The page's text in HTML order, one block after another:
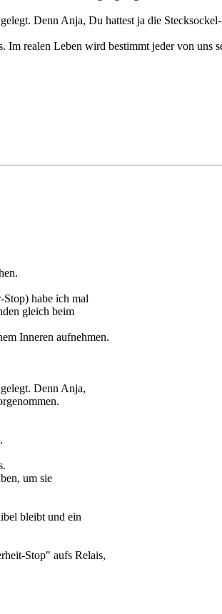
Denn Anja, Du hattest ja die
Im realen Leben wird bestimmt jeder von uns
habe ich mal
gleich beim
Inneren aufnehmen.
Denn Anja,
um sie
bleibt und ein
Stop" aufs Relais,